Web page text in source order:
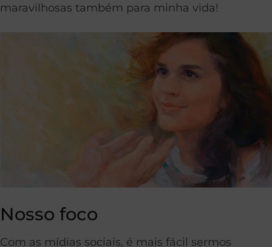
maravilhosas também para minha vida!
Nosso foco
Com as mídias sociais, é mais fácil sermos